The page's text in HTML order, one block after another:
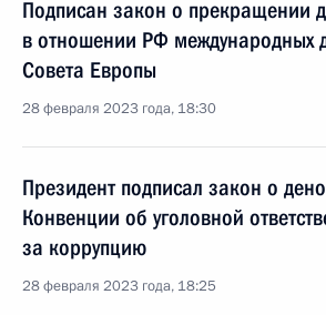
Подписан закон о прекращении
в отношении РФ международных
Совета Европы
28 февраля 2023 года, 18:30
Президент подписал закон о
Конвенции об уголовной
за коррупцию
28 февраля 2023 года, 18:25